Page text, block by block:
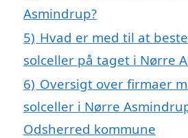
Asmindrup?
5) Hvad er med til at
solceller på taget i Nørre
6) Oversigt over firmaer
solceller i Nørre
Odsherred kommune